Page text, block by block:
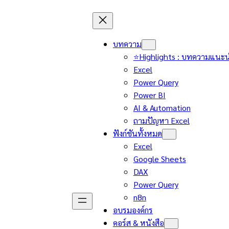
บทความ
⭐Highlights : บทความแนะ
Excel
Power Query
Power BI
AI & Automation
ถามปัญหา Excel
ฟังก์ชันทั้งหมด
Excel
Google Sheets
DAX
Power Query
n8n
อบรมองค์กร
คอร์ส & หนังสือ